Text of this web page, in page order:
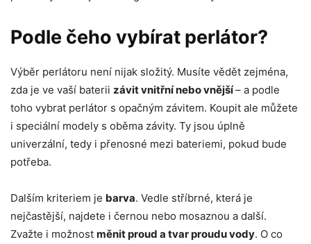
Podle čeho vybírat perlátor?
Výběr perlátoru není nijak složitý. Musíte vědět zejména,
zda je ve vaší baterii závit vnitřní nebo vnější– a podle
toho vybrat perlátor s opačným závitem. Koupit ale můžete
i speciální modely s oběma závity. Ty jsou úplně
univerzální, tedy i přenosné mezi bateriemi, pokud bude
potřeba.
Dalším kriteriem je barva. Vedle stříbrné, která je
nejčastější, najdete i černou nebo mosaznou a další.
Zvažte i možnost měnit proud a tvar proudu vody. O co